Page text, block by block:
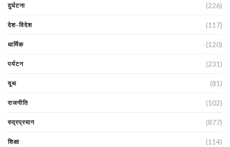
दुर्घटना (226)
देश-विदेश (117)
धार्मिक (120)
पर्यटन (231)
यूथ (81)
राजनीति (102)
रुद्रप्रयाग (877)
शिक्षा (114)